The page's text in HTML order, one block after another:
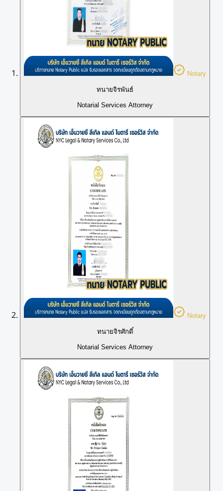
Notary
ทนายจิรพันธ์
Notarial Services Attorney
Notary
ทนายจิรศักดิ์
Notarial Services Attorney